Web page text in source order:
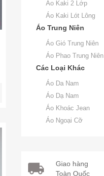
Áo Kaki 2 Lớp
Áo Kaki Lót Lông
Áo Trung Niên
Áo Gió Trung Niên
Áo Phao Trung Niên
Các Loại Khác
Áo Da Nam
Áo Dạ Nam
Áo Khoác Jean
Áo Ngoại Cỡ
Giao hàng
Toàn Quốc